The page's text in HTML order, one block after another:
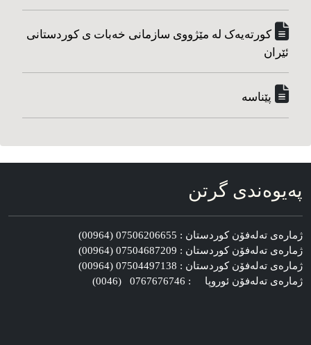
کورته‌یه‌ک له مێژووی سازمانی خه‌بات ی کوردستانی
ئێران
پێناسه‌
په‌یوه‌ندی گرتن
ژماره‌ی ته‌له‌فۆن کوردستان : 07506206655 (00964)
ژماره‌ی ته‌له‌فۆن کوردستان : 07504687209 (00964)
ژماره‌ی ته‌له‌فۆن کوردستان : 07504497138 (00964)
ژماره‌ی ته‌له‌فۆن ئوروپا : 0767676746 (0046)